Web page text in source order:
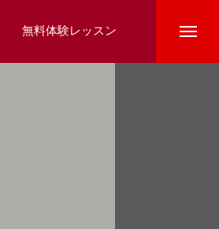
無料体験レッスン